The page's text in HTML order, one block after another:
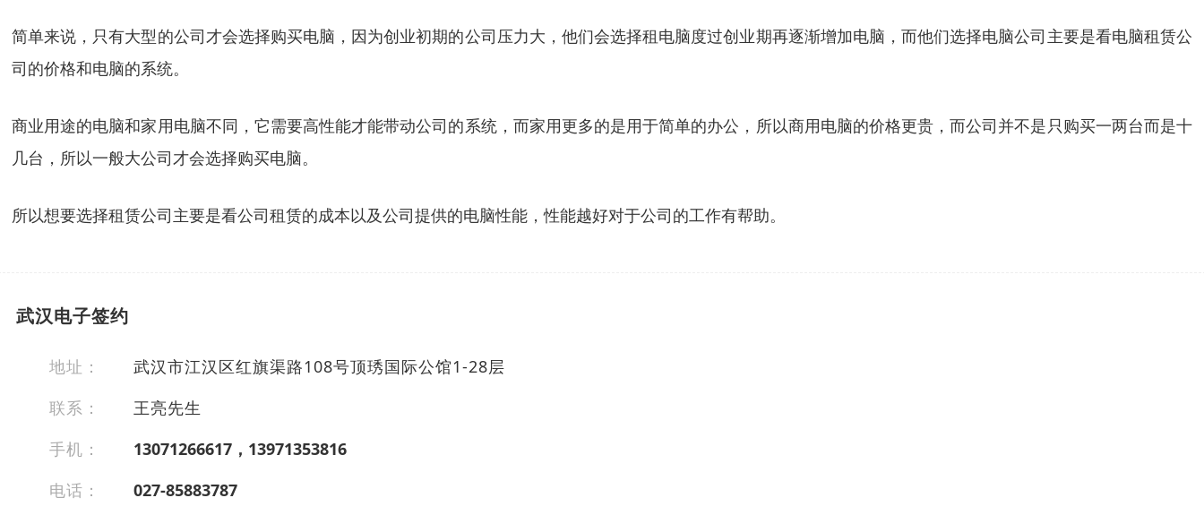
简单来说，只有大型的公司才会选择购买电脑，因为创业初期的公司压力大，他们会选择租电脑度过创业期再逐渐增加电脑，而他们选择电脑公司主要是看电脑租赁公
司的价格和电脑的系统。
商业用途的电脑和家用电脑不同，它需要高性能才能带动公司的系统，而家用更多的是用于简单的办公，所以商用电脑的价格更贵，而公司并不是只购买一两台而是十
几台，所以一般大公司才会选择购买电脑。
所以想要选择租赁公司主要是看公司租赁的成本以及公司提供的电脑性能，性能越好对于公司的工作有帮助。
武汉电子签约
地址：
武汉市江汉区红旗渠路108号顶琇国际公馆1-28层
联系：
王亮先生
手机：
13071266617，13971353816
电话：
027-85883787